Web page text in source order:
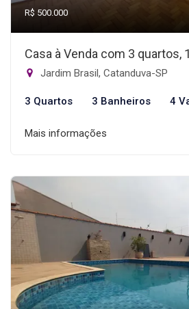
R$ 500.000
Casa à Venda com 3 quartos,
Jardim Brasil, Catanduva-SP
3 Quartos 3 Banheiros 4
Mais informações